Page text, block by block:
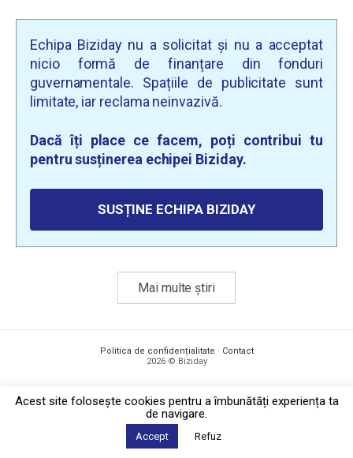
Echipa Biziday nu a solicitat și nu a acceptat
nicio formă de finanțare din fonduri
guvernamentale. Spațiile de publicitate sunt
limitate, iar reclama neinvazivă.
Dacă îți place ce facem, poți contribui tu
pentru susținerea echipei Biziday.
SUSȚINE ECHIPA BIZIDAY
Mai multe știri
Politica de confidențialitate · Contact
2026 © Biziday
Acest site foloseşte cookies pentru a îmbunătăți experiența ta
de navigare.
Accept Refuz